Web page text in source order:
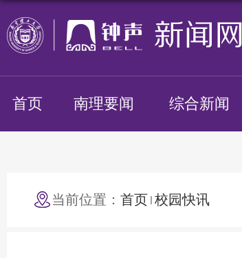
首页 南理要闻 综合新闻
当前位置： 首页 校园快讯